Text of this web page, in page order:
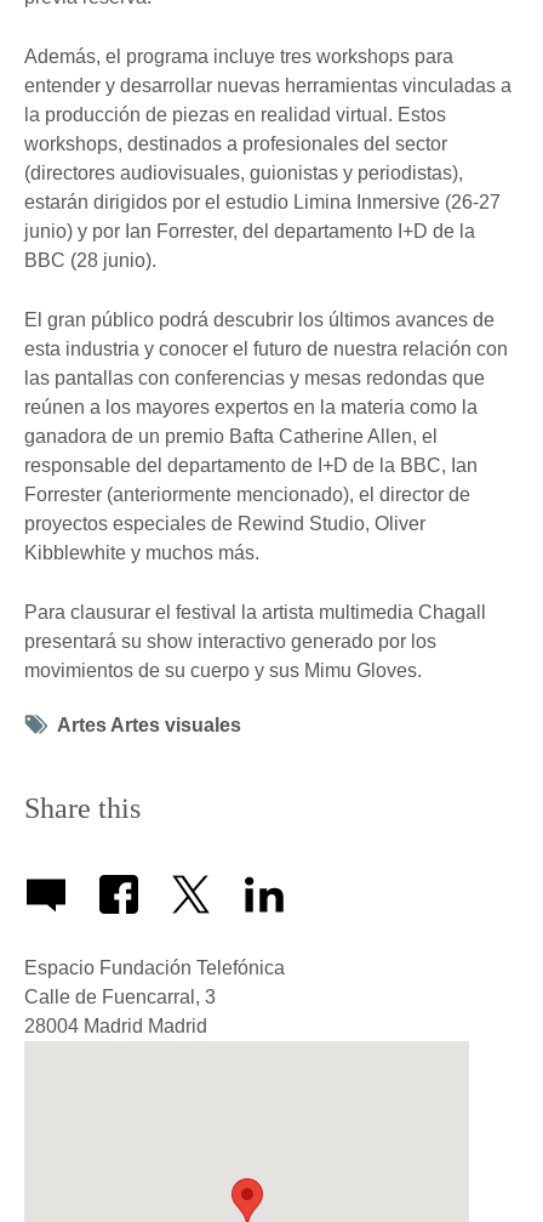
Además, el programa incluye tres workshops para
entender y desarrollar nuevas herramientas vinculadas a
la producción de piezas en realidad virtual. Estos
workshops, destinados a profesionales del sector
(directores audiovisuales, guionistas y periodistas),
estarán dirigidos por el estudio Limina Inmersive (26-27
junio) y por Ian Forrester, del departamento I+D de la
BBC (28 junio).
El gran público podrá descubrir los últimos avances de
esta industria y conocer el futuro de nuestra relación con
las pantallas con conferencias y mesas redondas que
reúnen a los mayores expertos en la materia como la
ganadora de un premio Bafta Catherine Allen, el
responsable del departamento de I+D de la BBC, Ian
Forrester (anteriormente mencionado), el director de
proyectos especiales de Rewind Studio, Oliver
Kibblewhite y muchos más.
Para clausurar el festival la artista multimedia Chagall
presentará su show interactivo generado por los
movimientos de su cuerpo y sus Mimu Gloves.
Tag
Artes Artes visuales
Share this
Espacio Fundación Telefónica
Calle de Fuencarral, 3
28004 Madrid Madrid